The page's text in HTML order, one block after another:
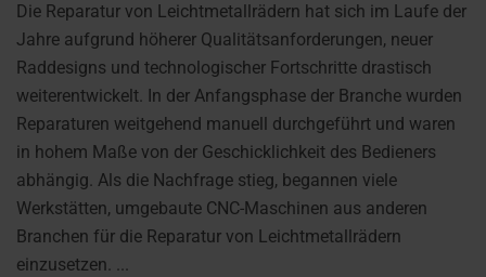
Die Reparatur von Leichtmetallrädern hat sich im Laufe der
Jahre aufgrund höherer Qualitätsanforderungen, neuer
Raddesigns und technologischer Fortschritte drastisch
weiterentwickelt. In der Anfangsphase der Branche wurden
Reparaturen weitgehend manuell durchgeführt und waren
in hohem Maße von der Geschicklichkeit des Bedieners
abhängig. Als die Nachfrage stieg, begannen viele
Werkstätten, umgebaute CNC-Maschinen aus anderen
Branchen für die Reparatur von Leichtmetallrädern
einzusetzen. ...